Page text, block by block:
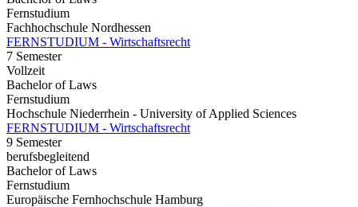
Fernstudium
Fachhochschule Nordhessen
FERNSTUDIUM - Wirtschaftsrecht
7 Semester
Vollzeit
Bachelor of Laws
Fernstudium
Hochschule Niederrhein - University of Applied Sciences
FERNSTUDIUM - Wirtschaftsrecht
9 Semester
berufsbegleitend
Bachelor of Laws
Fernstudium
Europäische Fernhochschule Hamburg